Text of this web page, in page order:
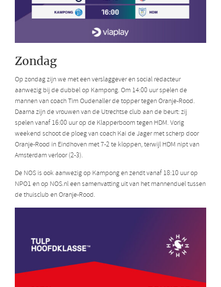
Zondag
Op zondag zijn we met een verslaggever en social redacteur
aanwezig bij de dubbel op Kampong. Om 14:00 uur spelen de
mannen van coach Tim Oudenaller de topper tegen Oranje-Rood.
Daarna zijn de vrouwen van de Utrechtse club aan de beurt: zij
spelen vanaf 16:00 uur op de Klapperboom tegen HDM. Vorig
weekend schoot de ploeg van coach Kai de Jager met scherp door
Oranje-Rood in Eindhoven met 7-2 te kloppen, terwijl HDM nipt van
Amsterdam verloor (2-3).
De NOS is ook aanwezig op Kampong en zendt vanaf 18:10 uur op
NPO1 en op NOS.nl een samenvatting uit van het mannenduel tussen
de thuisclub en Oranje-Rood.